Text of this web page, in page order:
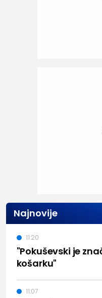
Najnovije
"Pokuševski je
košarku"
11:20
11:07